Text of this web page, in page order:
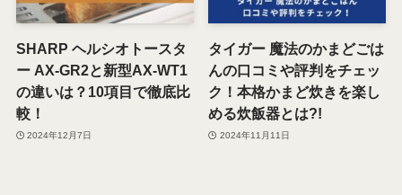
SHARP ヘルシオトースタ
ー AX-GR2と新型AX-WT1
の違いは？10項目で徹底比
較！
2024年12月7日
タイガー 魔法のかまどごは
んの口コミや評判をチェッ
ク！本格かまど炊きを楽し
める炊飯器とは?!
2024年11月11日